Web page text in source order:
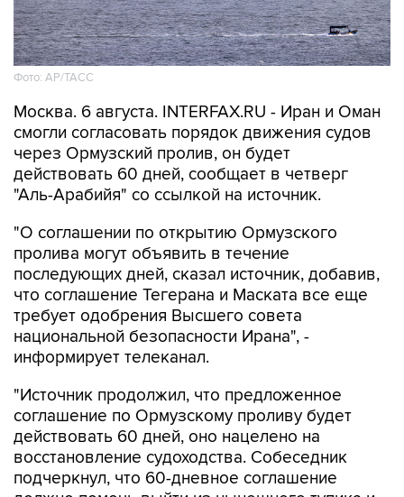
Фото: AP/ТАСС
Москва. 6 августа. INTERFAX.RU - Иран и Оман
смогли согласовать порядок движения судов
через Ормузский пролив, он будет
действовать 60 дней, сообщает в четверг
"Аль-Арабийя" со ссылкой на источник.
"О соглашении по открытию Ормузского
пролива могут объявить в течение
последующих дней, сказал источник, добавив,
что соглашение Тегерана и Маската все еще
требует одобрения Высшего совета
национальной безопасности Ирана", -
информирует телеканал.
"Источник продолжил, что предложенное
соглашение по Ормузскому проливу будет
действовать 60 дней, оно нацелено на
восстановление судоходства. Собеседник
подчеркнул, что 60-дневное соглашение